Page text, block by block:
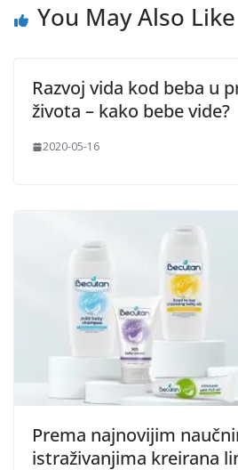
You May Also Like
Razvoj vida kod beba u
života – kako bebe vide?
2020-05-16
Prema najnovijim
istraživanjima kreirana